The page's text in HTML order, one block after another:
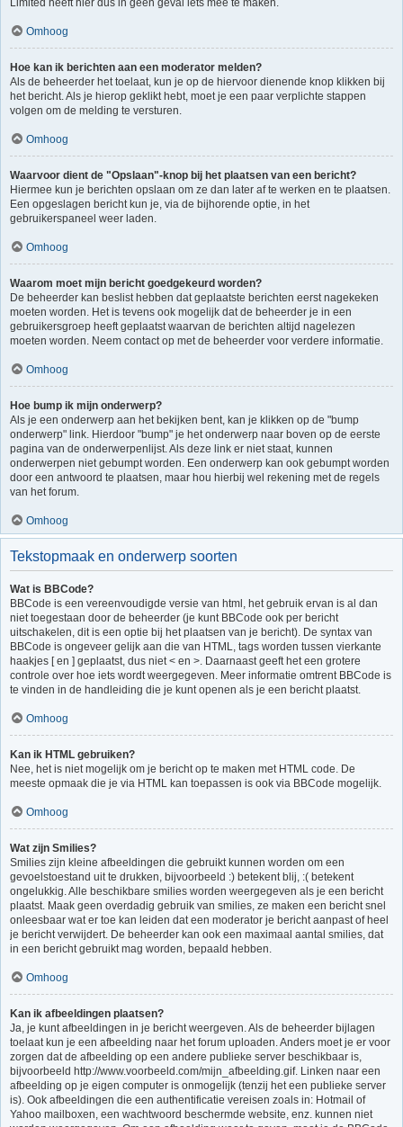
Limited heeft hier dus in geen geval iets mee te maken.
Omhoog
Hoe kan ik berichten aan een moderator melden?
Als de beheerder het toelaat, kun je op de hiervoor dienende knop klikken bij
het bericht. Als je hierop geklikt hebt, moet je een paar verplichte stappen
volgen om de melding te versturen.
Omhoog
Waarvoor dient de "Opslaan"-knop bij het plaatsen van een bericht?
Hiermee kun je berichten opslaan om ze dan later af te werken en te plaatsen.
Een opgeslagen bericht kun je, via de bijhorende optie, in het
gebruikerspaneel weer laden.
Omhoog
Waarom moet mijn bericht goedgekeurd worden?
De beheerder kan beslist hebben dat geplaatste berichten eerst nagekeken
moeten worden. Het is tevens ook mogelijk dat de beheerder je in een
gebruikersgroep heeft geplaatst waarvan de berichten altijd nagelezen
moeten worden. Neem contact op met de beheerder voor verdere informatie.
Omhoog
Hoe bump ik mijn onderwerp?
Als je een onderwerp aan het bekijken bent, kan je klikken op de "bump
onderwerp" link. Hierdoor "bump" je het onderwerp naar boven op de eerste
pagina van de onderwerpenlijst. Als deze link er niet staat, kunnen
onderwerpen niet gebumpt worden. Een onderwerp kan ook gebumpt worden
door een antwoord te plaatsen, maar hou hierbij wel rekening met de regels
van het forum.
Omhoog
Tekstopmaak en onderwerp soorten
Wat is BBCode?
BBCode is een vereenvoudigde versie van html, het gebruik ervan is al dan
niet toegestaan door de beheerder (je kunt BBCode ook per bericht
uitschakelen, dit is een optie bij het plaatsen van je bericht). De syntax van
BBCode is ongeveer gelijk aan die van HTML, tags worden tussen vierkante
haakjes [ en ] geplaatst, dus niet < en >. Daarnaast geeft het een grotere
controle over hoe iets wordt weergegeven. Meer informatie omtrent BBCode is
te vinden in de handleiding die je kunt openen als je een bericht plaatst.
Omhoog
Kan ik HTML gebruiken?
Nee, het is niet mogelijk om je bericht op te maken met HTML code. De
meeste opmaak die je via HTML kan toepassen is ook via BBCode mogelijk.
Omhoog
Wat zijn Smilies?
Smilies zijn kleine afbeeldingen die gebruikt kunnen worden om een
gevoelstoestand uit te drukken, bijvoorbeeld :) betekent blij, :( betekent
ongelukkig. Alle beschikbare smilies worden weergegeven als je een bericht
plaatst. Maak geen overdadig gebruik van smilies, ze maken een bericht snel
onleesbaar wat er toe kan leiden dat een moderator je bericht aanpast of heel
je bericht verwijdert. De beheerder kan ook een maximaal aantal smilies, dat
in een bericht gebruikt mag worden, bepaald hebben.
Omhoog
Kan ik afbeeldingen plaatsen?
Ja, je kunt afbeeldingen in je bericht weergeven. Als de beheerder bijlagen
toelaat kun je een afbeelding naar het forum uploaden. Anders moet je er voor
zorgen dat de afbeelding op een andere publieke server beschikbaar is,
bijvoorbeeld http://www.voorbeeld.com/mijn_afbeelding.gif. Linken naar een
afbeelding op je eigen computer is onmogelijk (tenzij het een publieke server
is). Ook afbeeldingen die een authentificatie vereisen zoals in: Hotmail of
Yahoo mailboxen, een wachtwoord beschermde website, enz. kunnen niet